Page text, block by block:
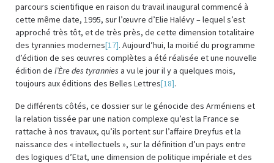
parcours scientifique en raison du travail inaugural commencé à
cette même date, 1995, sur l’œuvre d’Elie Halévy – lequel s’est
approché très tôt, et de très près, de cette dimension totalitaire
des tyrannies modernes[17]. Aujourd’hui, la moitié du programme
d’édition de ses œuvres complètes a été réalisée et une nouvelle
édition de l’Ère des tyrannies a vu le jour il y a quelques mois,
toujours aux éditions des Belles Lettres[18].
De différents côtés, ce dossier sur le génocide des Arméniens et
la relation tissée par une nation complexe qu’est la France se
rattache à nos travaux, qu’ils portent sur l’affaire Dreyfus et la
naissance des « intellectuels », sur la définition d’un pays entre
des logiques d’Etat, une dimension de politique impériale et des